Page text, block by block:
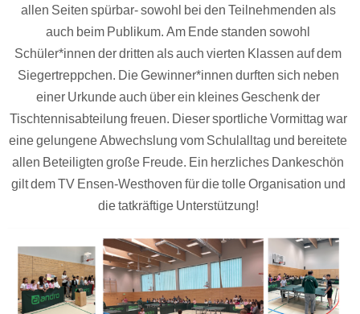
allen Seiten spürbar- sowohl bei den Teilnehmenden als
auch beim Publikum. Am Ende standen sowohl
Schüler*innen der dritten als auch vierten Klassen auf dem
Siegertreppchen. Die Gewinner*innen durften sich neben
einer Urkunde auch über ein kleines Geschenk der
Tischtennisabteilung freuen. Dieser sportliche Vormittag war
eine gelungene Abwechslung vom Schulalltag und bereitete
allen Beteiligten große Freude. Ein herzliches Dankeschön
gilt dem TV Ensen-Westhoven für die tolle Organisation und
die tatkräftige Unterstützung!